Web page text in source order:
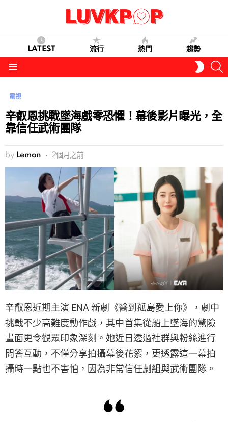
LATEST 流行 熱門 趨勢
SKIN
電視
辛叡恩挑戰墜海戲零恐懼！幕後影片曝光，全
靠信任武術團隊
by Lemon 2個月之前
辛叡恩近期主演 ENA 新劇《醫到孤島愛上你》，劇中
挑戰不少高難度動作戲，其中首集從船上墜海的驚險
畫面更令觀眾印象深刻。她近日透過社群與粉絲進行
問答互動，不僅分享拍攝幕後花絮，更透露這一幕拍
攝時一點也不害怕，因為非常信任劇組與武術團隊。